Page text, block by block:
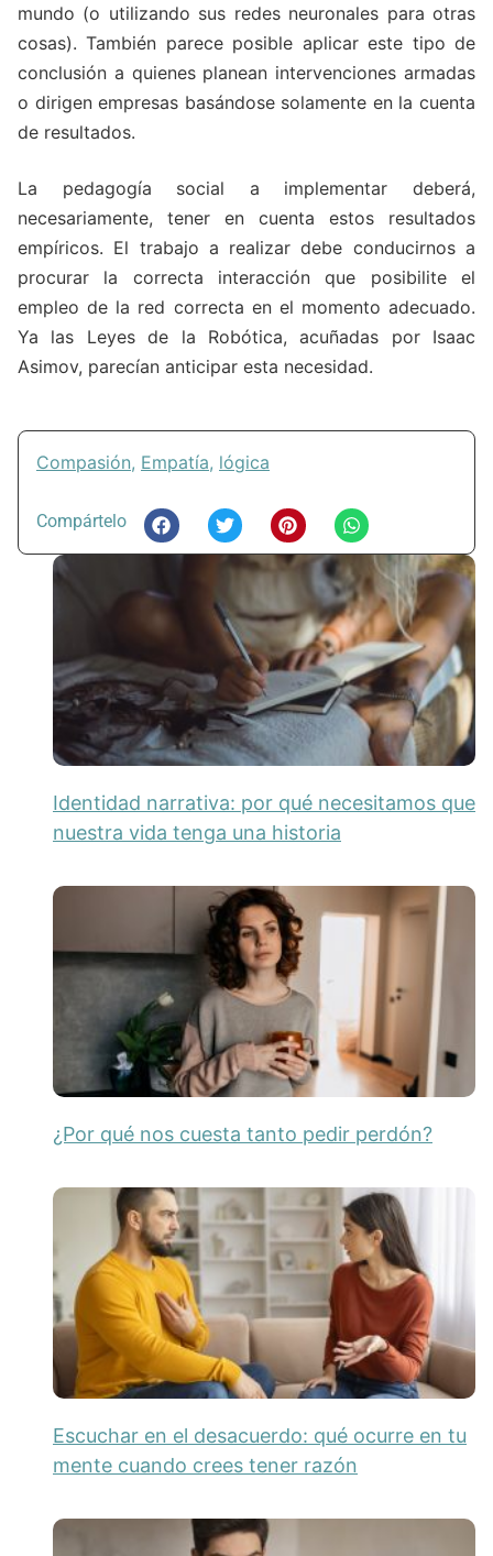
mundo (o utilizando sus redes neuronales para otras
cosas). También parece posible aplicar este tipo de
conclusión a quienes planean intervenciones armadas
o dirigen empresas basándose solamente en la cuenta
de resultados.
La pedagogía social a implementar deberá,
necesariamente, tener en cuenta estos resultados
empíricos. El trabajo a realizar debe conducirnos a
procurar la correcta interacción que posibilite el
empleo de la red correcta en el momento adecuado.
Ya las Leyes de la Robótica, acuñadas por Isaac
Asimov, parecían anticipar esta necesidad.
Compasión, Empatía, lógica
Compártelo
Identidad narrativa: por qué necesitamos que
nuestra vida tenga una historia
¿Por qué nos cuesta tanto pedir perdón?
Escuchar en el desacuerdo: qué ocurre en tu
mente cuando crees tener razón